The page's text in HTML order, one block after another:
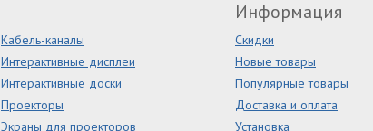
Кабель-каналы
Интерактивные дисплеи
Интерактивные доски
Проекторы
Экраны для проекторов
Информация
Скидки
Новые товары
Популярные товары
Доставка и оплата
Установка